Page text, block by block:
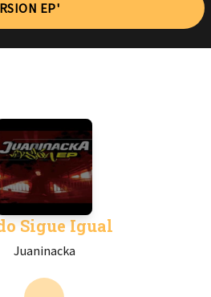
EP'
Sigue Igual
Juaninacka